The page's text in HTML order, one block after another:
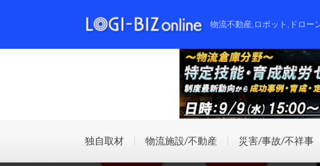
物流不動産,ロボット,ドロー
独自取材 物流施設/不動産 災害/事故/不祥事